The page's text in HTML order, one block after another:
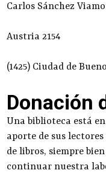
Carlos Sánchez
Austria 2154
(1425) Ciudad de
Donación
Una biblioteca está
aporte de sus
de libros, siempre
continuar nuestra